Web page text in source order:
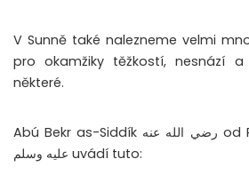
V Sunně také nalezneme velmi
pro okamžiky těžkostí, nesnází
některé.
Abú Bekr as-Siddík رضي الله عنه od Posla Božího صلى الله
عليه وسلم uvádí tuto: